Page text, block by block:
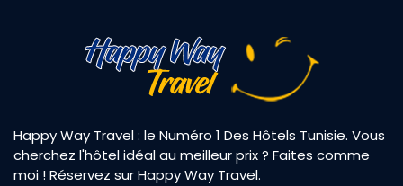
Happy Way Travel : le Numéro 1 Des Hôtels Tunisie. Vous
cherchez l'hôtel idéal au meilleur prix ? Faites comme
moi ! Réservez sur Happy Way Travel.